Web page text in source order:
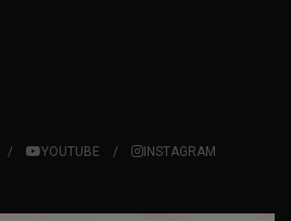
YOUTUBE INSTAGRAM